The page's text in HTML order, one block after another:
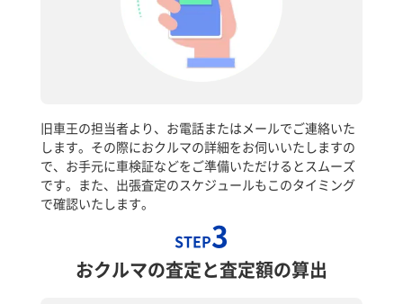
旧車王の担当者より、お電話またはメールでご連絡いた
します。その際におクルマの詳細をお伺いいたしますの
で、お手元に車検証などをご準備いただけるとスムーズ
です。また、出張査定のスケジュールもこのタイミング
で確認いたします。
STEP3
おクルマの査定と査定額の算出